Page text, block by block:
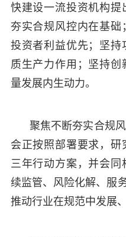
快建设一流投资机构提
夯实合规风控内在基础
投资者利益优先；坚持
质生产力作用；坚持
量发展内生动力。
聚焦不断夯实合规
会正按照部署要求，
三年行动方案，并会
续监管、风险化解、服
推动行业在规范中发展